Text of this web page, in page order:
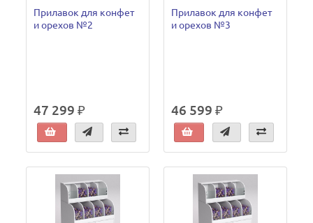
Прилавок для конфет
и орехов №2
47 299 ₽
Прилавок для конфет
и орехов №3
46 599 ₽